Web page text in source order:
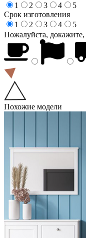
1
2 3 4
5
Срок изготовления
1
2 3 4
5
Пожалуйста,
Похожие модели